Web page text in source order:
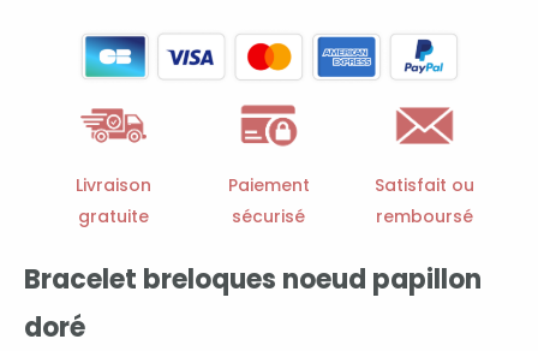
breloques
noeud
papillon
Livraison
gratuite
Paiement
sécurisé
Satisfait ou
remboursé
Bracelet breloques noeud papillon
doré